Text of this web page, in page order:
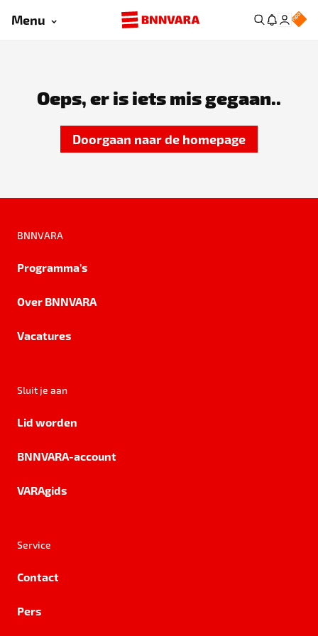
Menu
Oeps, er is iets mis gegaan..
Doorgaan naar de homepage
BNNVARA
Programma's
Over BNNVARA
Vacatures
Sluit je aan
Lid worden
BNNVARA-account
VARAgids
Service
Contact
Pers